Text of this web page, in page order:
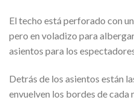
El techo está perforado con
pero en voladizo para
asientos para los
Detrás de los asientos están
envuelven los bordes de cada